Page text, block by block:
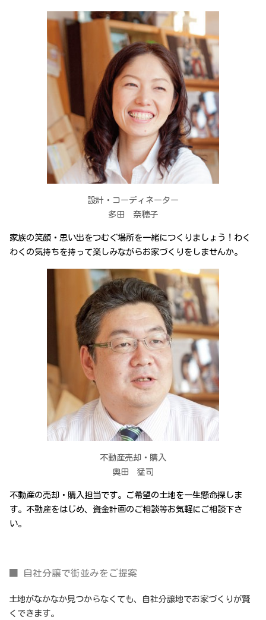
設計・コーディネーター
多田 奈穂子
家族の笑顔・思い出をつむぐ場所を一緒につくりましょう！わく
わくの気持ちを持って楽しみながらお家づくりをしませんか。
不動産売却・購入
奥田 猛司
不動産の売却・購入担当です。ご希望の土地を一生懸命探しま
す。不動産をはじめ、資金計画のご相談等お気軽にご相談下さ
い。
■ 自社分譲で街並みをご提案
土地がなかなか見つからなくても、自社分譲地でお家づくりが賢
くできます。